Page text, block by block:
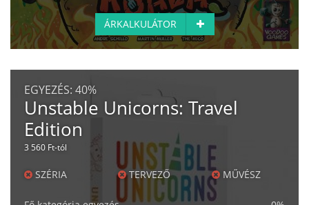
ÁRKALKULÁTOR
EGYEZÉS: 40%
Unstable Unicorns: Travel
Edition
3 560 Ft-tól
SZÉRIA TERVEZŐ MŰVÉSZ